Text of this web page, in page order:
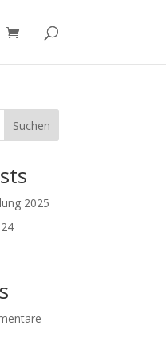
Suchen
2025